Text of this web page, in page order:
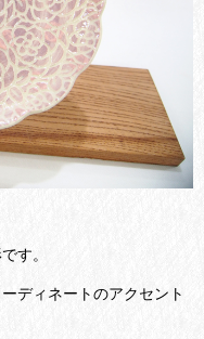
す。
ディネートのアクセント